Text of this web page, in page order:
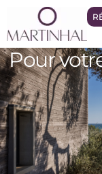
Pour